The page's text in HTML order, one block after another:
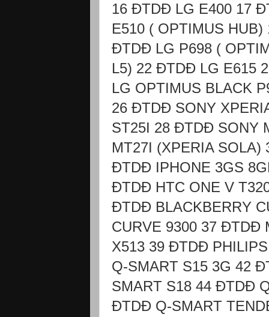
16 ĐTDĐ LG E400 17
E510 ( OPTIMUS
ĐTDĐ LG P698 (
L5) 22 ĐTDĐ LG E615
LG OPTIMUS BLACK
26 ĐTDĐ SONY
ST25I 28 ĐTDĐ SONY
MT27I (XPERIA
ĐTDĐ IPHONE 3GS
ĐTDĐ HTC ONE V
ĐTDĐ BLACKBERRY
CURVE 9300 37 ĐTDĐ
X513 39 ĐTDĐ
Q-SMART S15 3G 42
SMART S18 44 ĐTDĐ
ĐTDĐ Q-SMART